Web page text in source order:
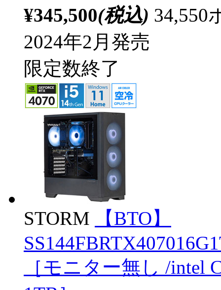
¥345,500(税込) 34,550
2024年2月発売
限定数終了
STORM
【BTO】
［モニター無し /intel